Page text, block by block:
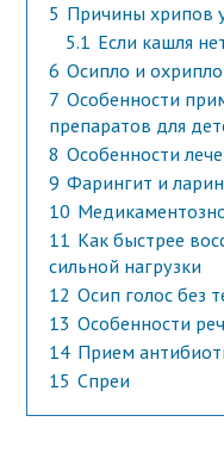
5 Причины хрипов
5.1 Если кашля
6 Осипло и
7 Особенности
препаратов для
8 Особенности
9 Фарингит и
10
11 Как быстрее
сильной нагрузки
12 Осип голос без
13 Особенности
14 Прием
15 Спреи